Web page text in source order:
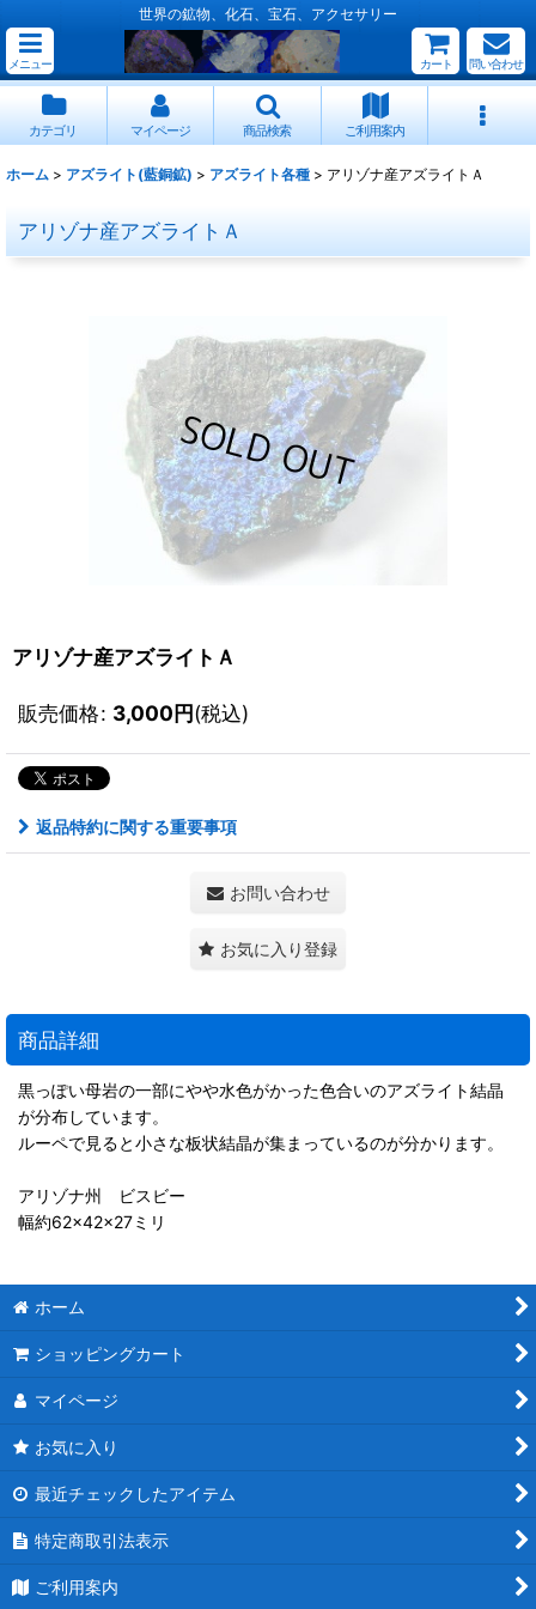
世界の鉱物、化石、宝石、アクセサリー
メニュー カート 問い合わせ
カテゴリ マイページ 商品検索 ご利用案内
ホーム > アズライト(藍銅鉱) > アズライト各種 > アリゾナ産アズライトＡ
アリゾナ産アズライトＡ
アリゾナ産アズライトＡ
販売価格: 3,000円(税込)
返品特約に関する重要事項
お問い合わせ
お気に入り登録
商品詳細
黒っぽい母岩の一部にやや水色がかった色合いのアズライト結晶
が分布しています。
ルーペで見ると小さな板状結晶が集まっているのが分かります。
アリゾナ州 ビスビー
幅約62×42×27ミリ
ホーム
ショッピングカート
マイページ
お気に入り
最近チェックしたアイテム
特定商取引法表示
ご利用案内